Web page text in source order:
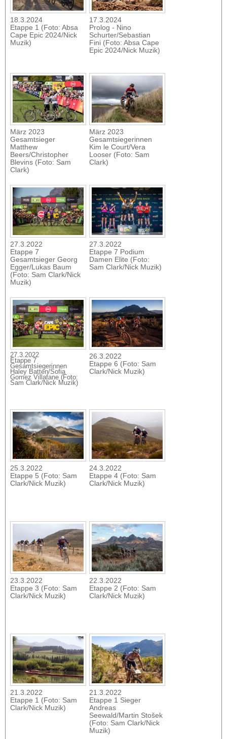
18.3.2024
Etappe 1 (Foto: Absa
Cape Epic 2024/Nick
Muzik)
17.3.2024
Prolog - Nino
Schurter/Sebastian
Fini (Foto: Absa Cape
Epic 2024/Nick Muzik)
März 2023
Gesamtsieger
Matthew
Beers/Christopher
Blevins (Foto: Sam
Clark)
März 2023
Gesamtsiegerinnen
Kim le Court/Vera
Looser (Foto: Sam
Clark)
27.3.2022
Etappe 7
Gesamtsieger Georg
Egger/Lukas Baum
(Foto: Sam Clark/Nick
Muzik)
27.3.2022
Etappe 7 Podium
Damen Elite (Foto:
Sam Clark/Nick Muzik)
27.3.2022
Etappe 7
Gesamtsiegerinnen
Haley Batten/Sofia
Gomez Villafane (Foto:
Sam Clark/Nick Muzik)
26.3.2022
Etappe 6 (Foto: Sam
Clark/Nick Muzik)
25.3.2022
Etappe 5 (Foto: Sam
Clark/Nick Muzik)
24.3.2022
Etappe 4 (Foto: Sam
Clark/Nick Muzik)
23.3.2022
Etappe 3 (Foto: Sam
Clark/Nick Muzik)
22.3.2022
Etappe 2 (Foto: Sam
Clark/Nick Muzik)
21.3.2022
Etappe 1 (Foto: Sam
Clark/Nick Muzik)
21.3.2022
Etappe 1 Sieger
Andreas
Seewald/Martin Stošek
(Foto: Sam Clark/Nick
Muzik)